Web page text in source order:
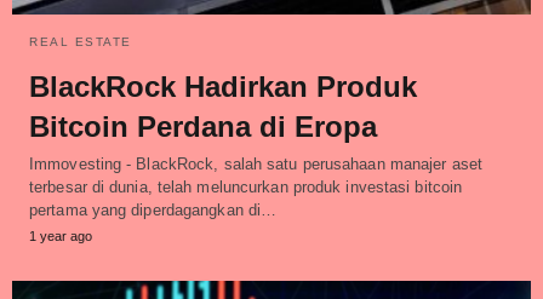
REAL ESTATE
BlackRock Hadirkan Produk
Bitcoin Perdana di Eropa
Immovesting - BlackRock, salah satu perusahaan manajer aset
terbesar di dunia, telah meluncurkan produk investasi bitcoin
pertama yang diperdagangkan di…
1 year ago